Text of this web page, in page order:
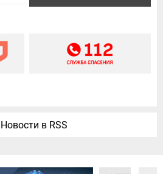
Новости в RSS